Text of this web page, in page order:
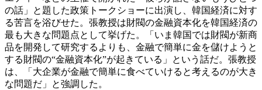
の話」と題した政策トークショーに出演し、韓国経済に対す
る苦言を浴びせた。張教授は財閥の金融資本化を韓国経済の
最も大きな問題点として挙げた。「いま韓国では財閥が新商
品を開発して研究するよりも、金融で簡単に金を儲けようと
する財閥の“金融資本化”が起きている」という話だ。張教授
は、「大企業が金融で簡単に食べていけると考えるのが大き
な問題だ」と強調した。